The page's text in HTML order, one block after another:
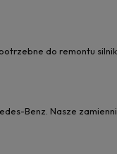
do remontu
Benz. Nasze